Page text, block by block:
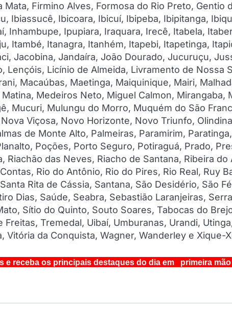
Mata, Firmino Alves, Formosa do Rio Preto, Gentio
Ibiassucê, Ibicoara, Ibicuí, Ibipeba, Ibipitanga,
Inhambupe, Ipupiara, Iraquara, Irecê, Itabela,
Itambé, Itanagra, Itanhém, Itapebi, Itapetinga,
Jacobina, Jandaíra, João Dourado, Jucuruçu,
Lençóis, Licínio de Almeida, Livramento de Nossa
Macaúbas, Maetinga, Maiquinique, Mairi,
Medeiros Neto, Miguel Calmon, Mirangaba,
Mucuri, Mulungu do Morro, Muquém do São
Viçosa, Novo Horizonte, Novo Triunfo,
de Monte Alto, Palmeiras, Paramirim,
Poções, Porto Seguro, Potiraguá, Prado,
das Neves, Riacho de Santana, Ribeira do
Rio do Antônio, Rio do Pires, Rio Real, Ruy
Rita de Cássia, Santana, São Desidério, São
Dias, Saúde, Seabra, Sebastião Laranjeiras,
Sítio do Quinto, Souto Soares, Tabocas do
Tremedal, Uibaí, Umburanas, Urandi,
Vitória da Conquista, Wagner, Wanderley e Xique-
e receba os principais destaques do dia em primeira mão